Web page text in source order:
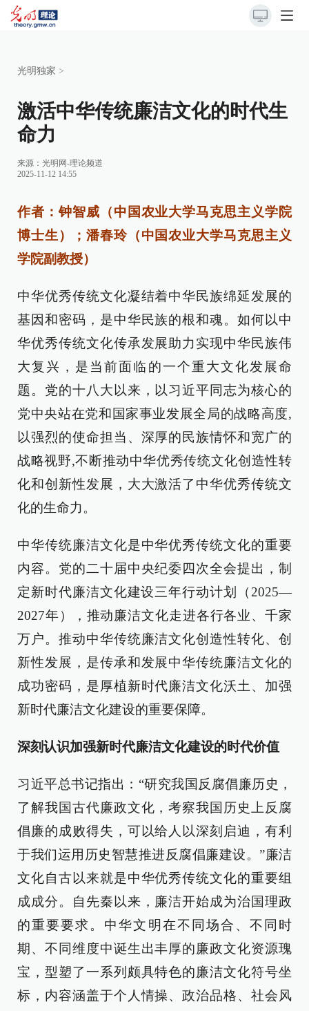
光明独家 >
激活中华传统廉洁文化的时代生
命力
来源： 光明网-理论频道
2025-11-12 14:55
作者：钟智威（中国农业大学马克思主义学院
博士生）；潘春玲（中国农业大学马克思主义
学院副教授）
中华优秀传统文化凝结着中华民族绵延发展的
基因和密码，是中华民族的根和魂。如何以中
华优秀传统文化传承发展助力实现中华民族伟
大复兴，是当前面临的一个重大文化发展命
题。党的十八大以来，以习近平同志为核心的
党中央站在党和国家事业发展全局的战略高度,
以强烈的使命担当、深厚的民族情怀和宽广的
战略视野,不断推动中华优秀传统文化创造性转
化和创新性发展，大大激活了中华优秀传统文
化的生命力。
中华传统廉洁文化是中华优秀传统文化的重要
内容。党的二十届中央纪委四次全会提出，制
定新时代廉洁文化建设三年行动计划（2025—
2027年），推动廉洁文化走进各行各业、千家
万户。推动中华传统廉洁文化创造性转化、创
新性发展，是传承和发展中华传统廉洁文化的
成功密码，是厚植新时代廉洁文化沃土、加强
新时代廉洁文化建设的重要保障。
深刻认识加强新时代廉洁文化建设的时代价值
习近平总书记指出：“研究我国反腐倡廉历史，
了解我国古代廉政文化，考察我国历史上反腐
倡廉的成败得失，可以给人以深刻启迪，有利
于我们运用历史智慧推进反腐倡廉建设。”廉洁
文化自古以来就是中华优秀传统文化的重要组
成成分。自先秦以来，廉洁开始成为治国理政
的重要要求。中华文明在不同场合、不同时
期、不同维度中诞生出丰厚的廉政文化资源瑰
宝，型塑了一系列颇具特色的廉洁文化符号坐
标，内容涵盖于个人情操、政治品格、社会风